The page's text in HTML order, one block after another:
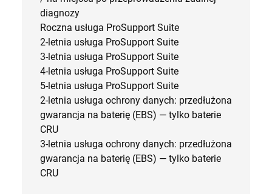
diagnozy
Roczna usługa ProSupport Suite
2-letnia usługa ProSupport Suite
3-letnia usługa ProSupport Suite
4-letnia usługa ProSupport Suite
5-letnia usługa ProSupport Suite
2-letnia usługa ochrony danych: przedłużona
gwarancja na baterię (EBS) — tylko baterie
CRU
3-letnia usługa ochrony danych: przedłużona
gwarancja na baterię (EBS) — tylko baterie
CRU